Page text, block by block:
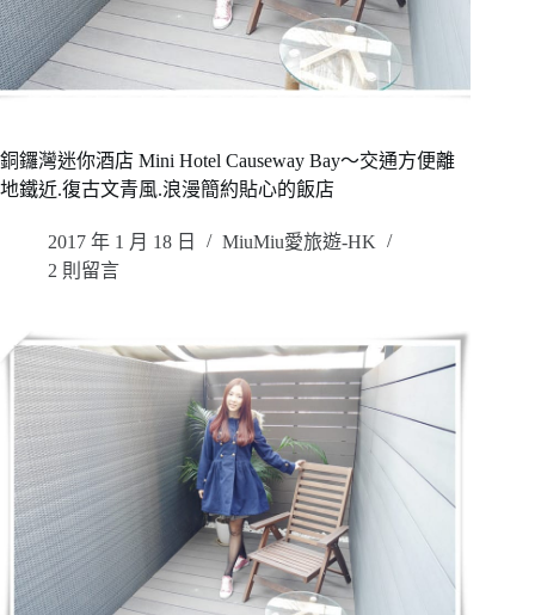
銅鑼灣迷你酒店 Mini Hotel Causeway Bay～交通方便離
地鐵近.復古文青風.浪漫簡約貼心的飯店
2017 年 1 月 18 日
MiuMiu愛旅遊-HK
2 則留言